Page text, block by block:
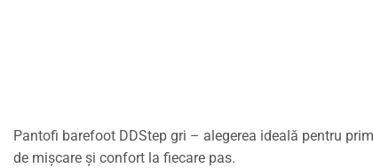
Pantofi barefoot DDStep gri – alegerea ideală pentru
de mișcare și confort la fiecare pas.